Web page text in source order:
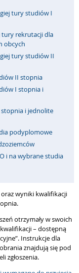
tury studiów I
rekrutacji dla
obcych
tury studiów II
II stopnia
I stopnia i
I stopnia i jednolite
podyplomowe
i na wybrane studia
wyniki kwalifikacji
otrzymały w swoich
– dostępną
Instrukcje dla
znajdują się pod
zgłoszenia.